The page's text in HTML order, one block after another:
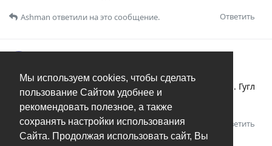
Мы используем cookies, чтобы сделать
пользование Сайтом удобнее и
рекомендовать полезное, а также
сохранять настройки использования
Сайта. Продолжая использовать сайт, Вы
Ответить
Ashman ответили на это сообщение.
У пикасы в конце списка они возникали. Гугл
Ответить